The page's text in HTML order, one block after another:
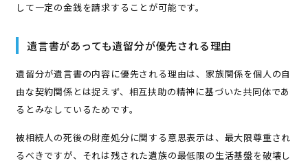
して一定の金銭を請求することが可能です。
遺言書があっても遺留分が優先される理由
遺留分が遺言書の内容に優先される理由は、家族関係を個人の自
由な契約関係とは捉えず、相互扶助の精神に基づいた共同体であ
るとみなしているためです。
被相続人の死後の財産処分に関する意思表示は、最大限尊重され
るべきですが、それは残された遺族の最低限の生活基盤を破壊し